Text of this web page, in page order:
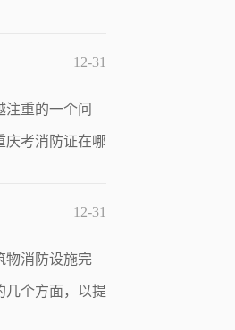
12-31
重的一个问
庆考消防证在哪
12-31
物消防设施完
几个方面，以提